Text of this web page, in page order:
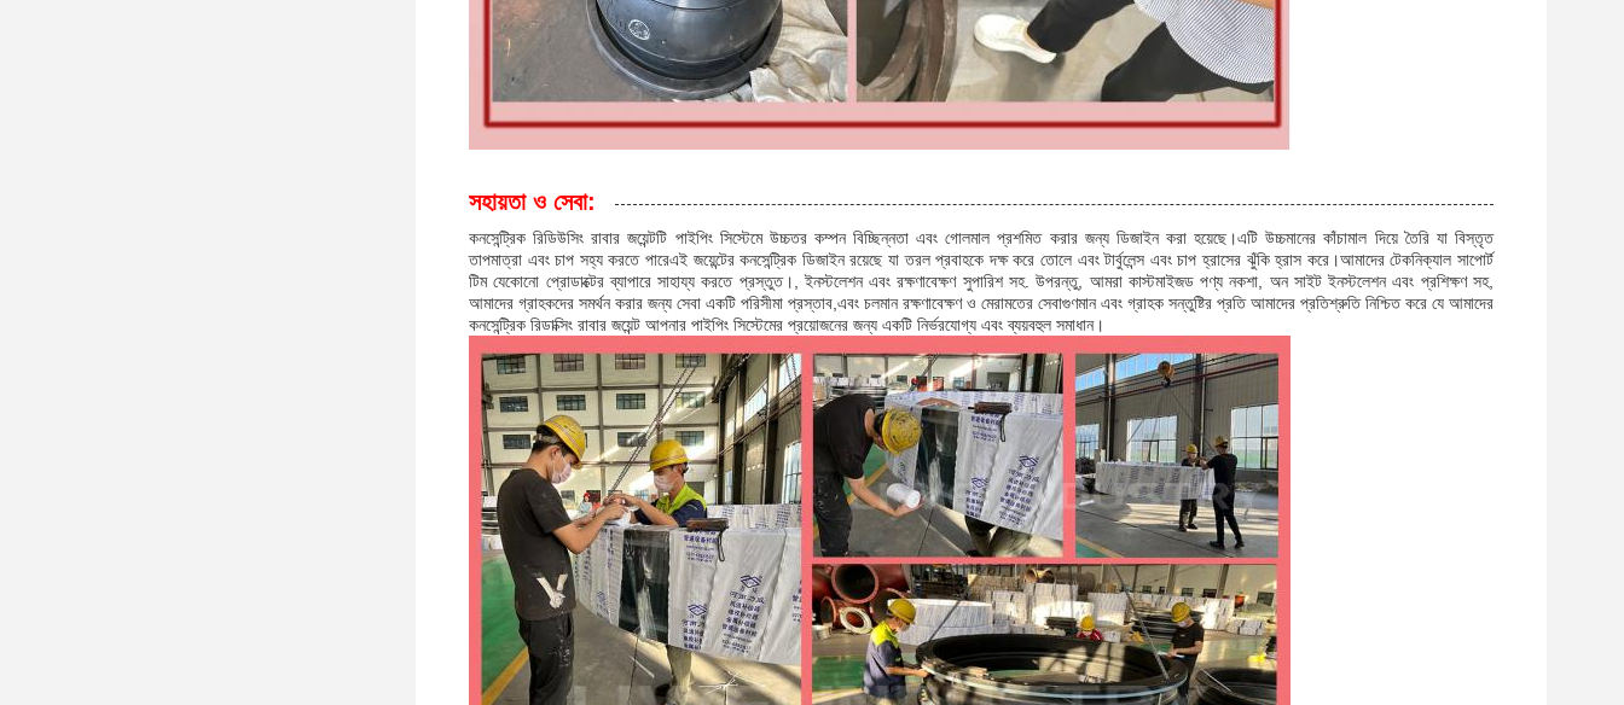
সহায়তা ও সেবা:
কনসেন্ট্রিক রিডিউসিং রাবার জয়েন্টটি পাইপিং সিস্টেমে উচ্চতর কম্পন বিচ্ছিন্নতা এবং গোলমাল প্রশমিত করার জন্য ডিজাইন করা হয়েছে।এটি উচ্চমানের কাঁচামাল দিয়ে তৈরি যা বিস্তৃত
তাপমাত্রা এবং চাপ সহ্য করতে পারেএই জয়েন্টের কনসেন্ট্রিক ডিজাইন রয়েছে যা তরল প্রবাহকে দক্ষ করে তোলে এবং টার্বুলেন্স এবং চাপ হ্রাসের ঝুঁকি হ্রাস করে।আমাদের টেকনিক্যাল সাপোর্ট
টিম যেকোনো প্রোডাক্টের ব্যাপারে সাহায্য করতে প্রস্তুত।, ইনস্টলেশন এবং রক্ষণাবেক্ষণ সুপারিশ সহ. উপরন্তু, আমরা কাস্টমাইজড পণ্য নকশা, অন সাইট ইনস্টলেশন এবং প্রশিক্ষণ সহ,
আমাদের গ্রাহকদের সমর্থন করার জন্য সেবা একটি পরিসীমা প্রস্তাব,এবং চলমান রক্ষণাবেক্ষণ ও মেরামতের সেবাগুণমান এবং গ্রাহক সন্তুষ্টির প্রতি আমাদের প্রতিশ্রুতি নিশ্চিত করে যে আমাদের
কনসেন্ট্রিক রিডাক্সিং রাবার জয়েন্ট আপনার পাইপিং সিস্টেমের প্রয়োজনের জন্য একটি নির্ভরযোগ্য এবং ব্যয়বহুল সমাধান।